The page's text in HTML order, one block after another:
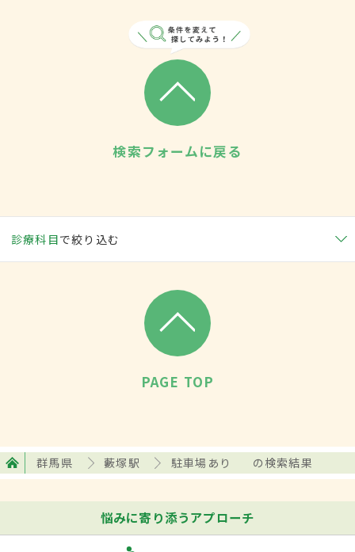
検索フォームに戻る
診療科目で絞り込む
PAGE TOP
群馬県 藪塚駅 駐車場あり の検索結果
悩みに寄り添うアプローチ